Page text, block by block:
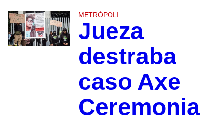
METRÓPOLI
Jueza
destraba
caso Axe
Ceremonia